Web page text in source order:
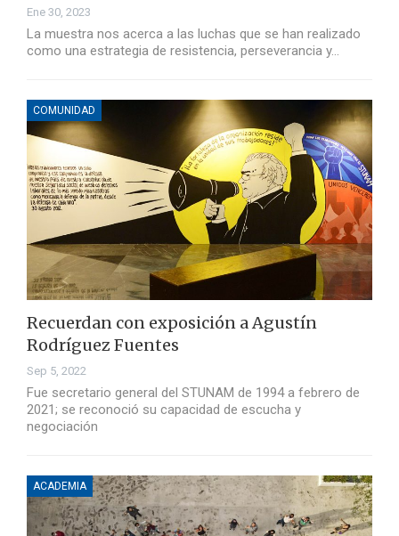
Ene 30, 2023
La muestra nos acerca a las luchas que se han realizado
como una estrategia de resistencia, perseverancia y…
COMUNIDAD
Recuerdan con exposición a Agustín
Rodríguez Fuentes
Sep 5, 2022
Fue secretario general del STUNAM de 1994 a febrero de
2021; se reconoció su capacidad de escucha y
negociación
ACADEMIA